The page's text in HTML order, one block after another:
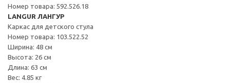
Номер товара: 592.526.18
LANGUR ЛАНГУР
Каркас для детского стула
Номер товара: 103.522.52
Ширина: 48 см
Высота: 26 см
Длина: 63 см
Вес: 4.85 кг